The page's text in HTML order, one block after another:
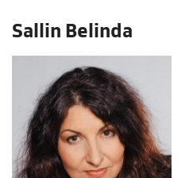
Sallin Belinda